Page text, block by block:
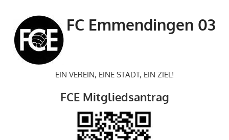
springen
FC Emmendingen 03
EIN VEREIN, EINE STADT, EIN ZIEL!
FCE Mitgliedsantrag